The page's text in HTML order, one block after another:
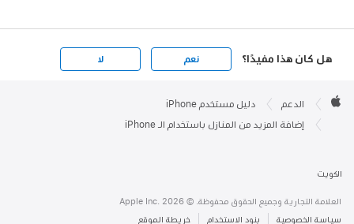
هل كان هذا مفيدًا؟ نعم لا
Footer

الدعم دليل مستخدم iPhone
إضافة المزيد من المنازل باستخدام الـ iPhone
الكويت
العلامة التجارية وجميع الحقوق محفوظة. © 2026 ‏.Apple Inc
سياسة الخصوصية بنود الاستخدام خريطة الموقع